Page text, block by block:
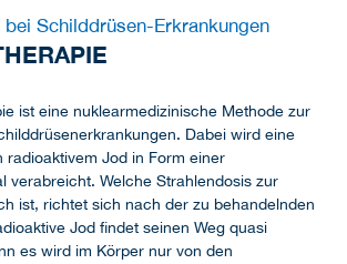
Schilddrüsen-Erkrankungen
ist eine nuklearmedizinische Methode zur
Dabei wird eine
radioaktivem Jod in Form einer
verabreicht. Welche Strahlendosis zur
ist, richtet sich nach der zu behandelnden
Jod findet seinen Weg quasi
es wird im Körper nur von den